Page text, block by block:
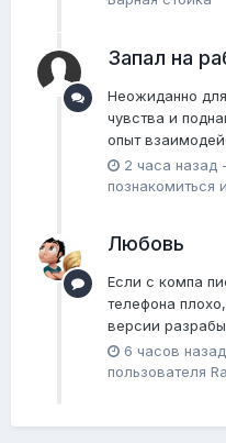
Запал на
Неожиданно
чувства и
опыт
2 часа назад -
познакомиться
Любовь
Если с компа
телефона
версии
6 часов назад
пользователя